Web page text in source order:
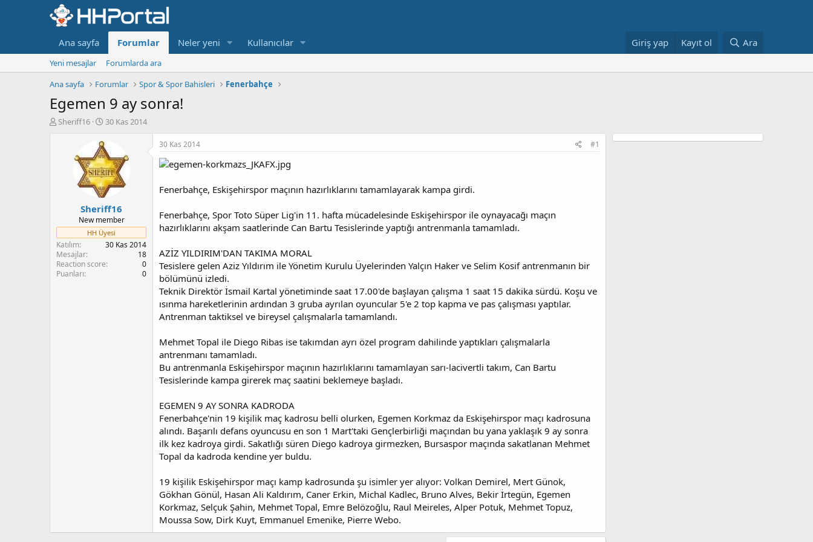
Ana sayfa Forumlar Neler yeni Kullanıcılar Giriş yap Kayıt ol Ara
Yeni mesajlar
Forumlarda ara
Ana sayfa
Forumlar Spor & Spor Bahisleri Fenerbahçe
Egemen 9 ay sonra!
K
l
a
t
a
n
Sheriff16
B
ş
l
a
n
g
ı
ç
t
a
r
h
30 Kas 2014
Sheriff16
New member
HH Üyesi
Katılım
30 Kas 2014
Mesajlar
18
Reaction score
0
Puanları
0
30 Kas 2014 #1
Fenerbahçe, Eskişehirspor maçının hazırlıklarını tamamlayarak kampa girdi.
Fenerbahçe, Spor Toto Süper Lig'in 11. hafta mücadelesinde Eskişehirspor ile oynayacağı maçın
hazırlıklarını akşam saatlerinde Can Bartu Tesislerinde yaptığı antrenmanla tamamladı.
AZİZ YILDIRIM'DAN TAKIMA MORAL
Tesislere gelen Aziz Yıldırım ile Yönetim Kurulu Üyelerinden Yalçın Haker ve Selim Kosif antrenmanın bir
bölümünü izledi.
Teknik Direktör İsmail Kartal yönetiminde saat 17.00'de başlayan çalışma 1 saat 15 dakika sürdü. Koşu ve
ısınma hareketlerinin ardından 3 gruba ayrılan oyuncular 5'e 2 top kapma ve pas çalışması yaptılar.
Antrenman taktiksel ve bireysel çalışmalarla tamamlandı.
Mehmet Topal ile Diego Ribas ise takımdan ayrı özel program dahilinde yaptıkları çalışmalarla
antrenmanı tamamladı.
Bu antrenmanla Eskişehirspor maçının hazırlıklarını tamamlayan sarı-lacivertli takım, Can Bartu
Tesislerinde kampa girerek maç saatini beklemeye başladı.
EGEMEN 9 AY SONRA KADRODA
Fenerbahçe'nin 19 kişilik maç kadrosu belli olurken, Egemen Korkmaz da Eskişehirspor maçı kadrosuna
alındı. Başarılı defans oyuncusu en son 1 Mart'taki Gençlerbirliği maçından bu yana yaklaşık 9 ay sonra
ilk kez kadroya girdi. Sakatlığı süren Diego kadroya girmezken, Bursaspor maçında sakatlanan Mehmet
Topal da kadroda kendine yer buldu.
19 kişilik Eskişehirspor maçı kamp kadrosunda şu isimler yer alıyor: Volkan Demirel, Mert Günok,
Gökhan Gönül, Hasan Ali Kaldırım, Caner Erkin, Michal Kadlec, Bruno Alves, Bekir İrtegün, Egemen
Korkmaz, Selçuk Şahin, Mehmet Topal, Emre Belözoğlu, Raul Meireles, Alper Potuk, Mehmet Topuz,
Moussa Sow, Dirk Kuyt, Emmanuel Emenike, Pierre Webo.